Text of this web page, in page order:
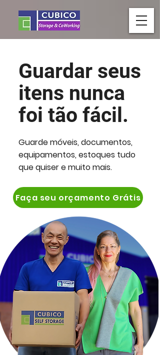
Guardar seus
itens nunca
foi tão fácil.
Guarde móveis, documentos,
equipamentos, estoques tudo
que quiser e muito mais.
Faça seu orçamento Grátis